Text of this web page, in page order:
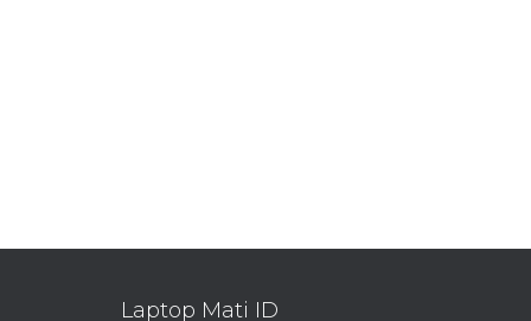
Laptop Mati ID